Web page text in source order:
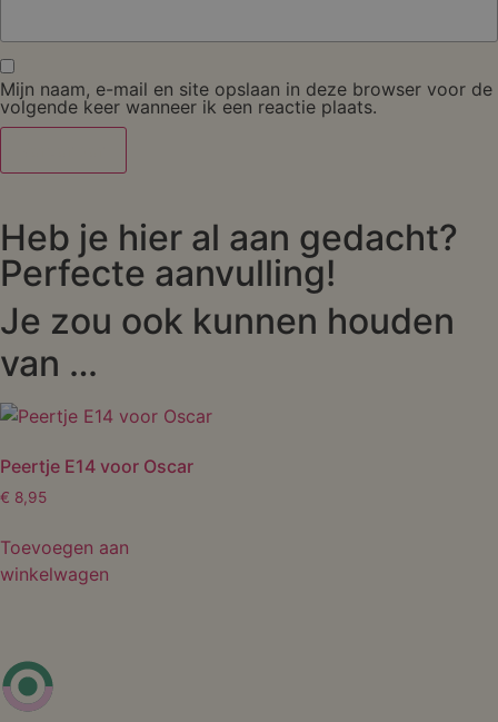
Mijn naam, e-mail en site opslaan in deze browser voor de
volgende keer wanneer ik een reactie plaats.
Heb je hier al aan gedacht?
Perfecte aanvulling!
Je zou ook kunnen houden
van …
Peertje E14 voor Oscar
€ 8,95
Toevoegen aan
winkelwagen